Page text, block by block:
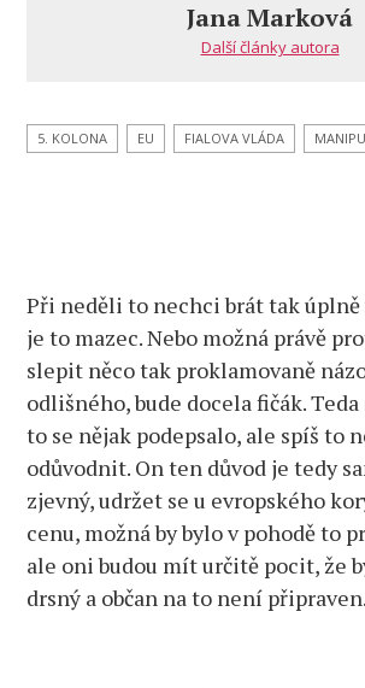
SPOLU
jde
spolu
Jana Marková
Další články autora
5. KOLONA EU FIALOVA VLÁDA
Při neděli to nechci brát tak úplně
je to mazec. Nebo možná právě
slepit něco tak proklamovaně
odlišného, bude docela fičák.
to se nějak podepsalo, ale spíš to
odůvodnit. On ten důvod je tedy
zjevný, udržet se u evropského
cenu, možná by bylo v pohodě to
ale oni budou mít určitě pocit, že
drsný a občan na to není připraven.